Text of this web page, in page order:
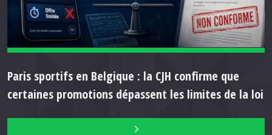
Paris sportifs en Belgique : la CJH confirme que
certaines promotions dépassent les limites de la loi